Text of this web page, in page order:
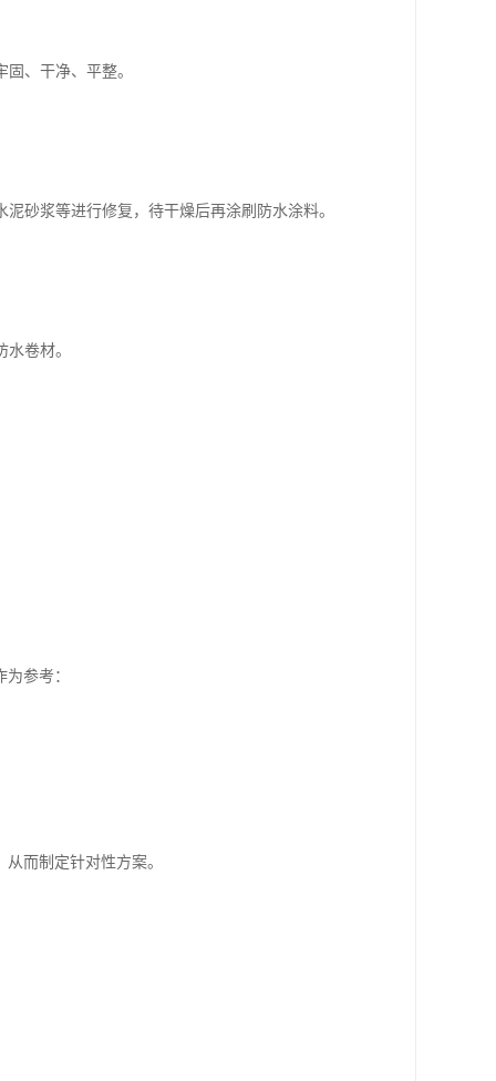
、干净、平整。
砂浆等进行修复，待干燥后再涂刷防水涂料。
卷材。
参考：
而制定针对性方案。